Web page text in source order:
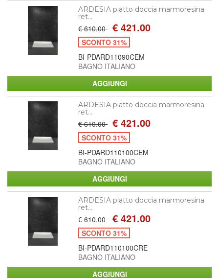
ARDESIA piatto doccia marmoresina
ret...
€ 610.00 € 421.00
SCONTO 31%
BI-PDARD11090CEM
BAGNO ITALIANO
ARDESIA piatto doccia marmoresina
ret...
€ 610.00 € 421.00
SCONTO 31%
BI-PDARD110100CEM
BAGNO ITALIANO
ARDESIA piatto doccia marmoresina
ret...
€ 610.00 € 421.00
SCONTO 31%
BI-PDARD110100CRE
BAGNO ITALIANO